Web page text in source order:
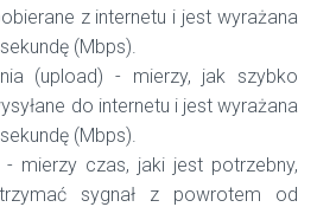
z internetu i jest wyrażana
(Mbps).
(upload) - mierzy, jak szybko
do internetu i jest wyrażana
(Mbps).
- mierzy czas, jaki jest potrzebny,
sygnał z powrotem od